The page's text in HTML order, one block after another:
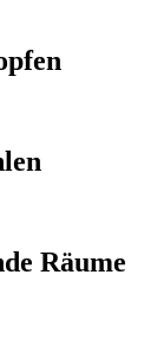
Räume